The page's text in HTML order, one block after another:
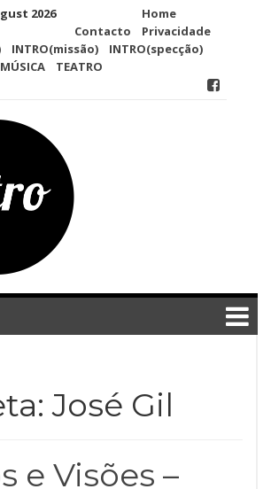
2026
Contacto
Home
Privacidade
INTRO(missão)
INTRO(specção)
MÚSICA TEATRO
José Gil
e Visões –